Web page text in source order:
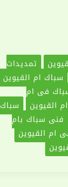
تمديدات
سباك ام القيوين
في ام
القيوين
سباك
فني سباك بام
ام القيوين